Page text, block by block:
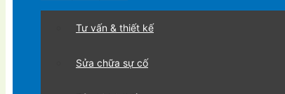
Tư vấn & thiết kế
Sửa chữa sự cố